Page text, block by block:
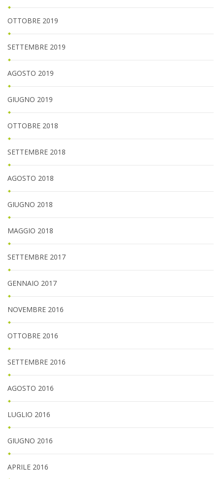
OTTOBRE 2019
SETTEMBRE 2019
AGOSTO 2019
GIUGNO 2019
OTTOBRE 2018
SETTEMBRE 2018
AGOSTO 2018
GIUGNO 2018
MAGGIO 2018
SETTEMBRE 2017
GENNAIO 2017
NOVEMBRE 2016
OTTOBRE 2016
SETTEMBRE 2016
AGOSTO 2016
LUGLIO 2016
GIUGNO 2016
APRILE 2016